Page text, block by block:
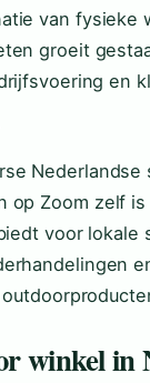
van fysieke
groeit
en
Zoom zelf is
voor lokale
winkel in